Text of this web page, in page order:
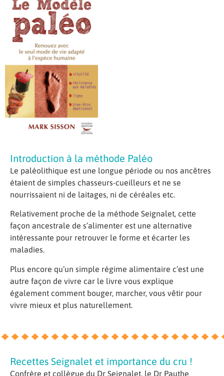
Introduction à la méthode Paléo
Le paléolithique est une longue période ou nos ancêtres
étaient de simples chasseurs-cueilleurs et ne se
nourrissaient ni de laitages, ni de céréales etc.
Relativement proche de la méthode Seignalet, cette
façon ancestrale de s’alimenter est une alternative
intéressante pour retrouver le forme et écarter les
maladies.
Plus encore qu’un simple régime alimentaire c’est une
autre façon de vivre car le livre vous explique
également comment bouger, marcher, vous vêtir pour
vivre mieux et plus naturellement.
Recettes Seignalet et importance du cru !
Confrère et collègue du Dr Seignalet, le Dr Pauthe